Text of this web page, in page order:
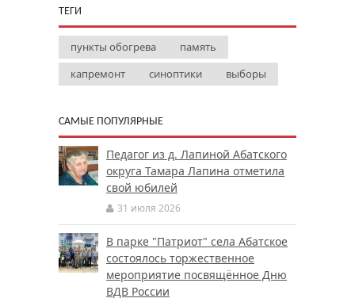
ТЕГИ
пункты обогрева
память
капремонт
синоптики выборы
САМЫЕ ПОПУЛЯРНЫЕ
Педагог из д. Лапиной Абатского
округа Тамара Лапина отметила
свой юбилей
31 июля 2026
В парке "Патриот" села Абатское
состоялось торжественное
мероприятие посвящённое Дню
ВДВ России